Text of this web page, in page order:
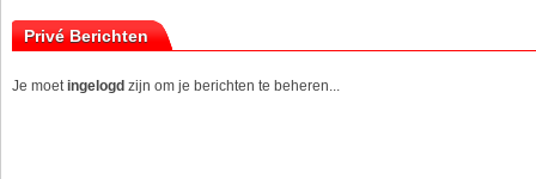
Privé Berichten
Je moetingelogd zijn om je berichten te beheren...